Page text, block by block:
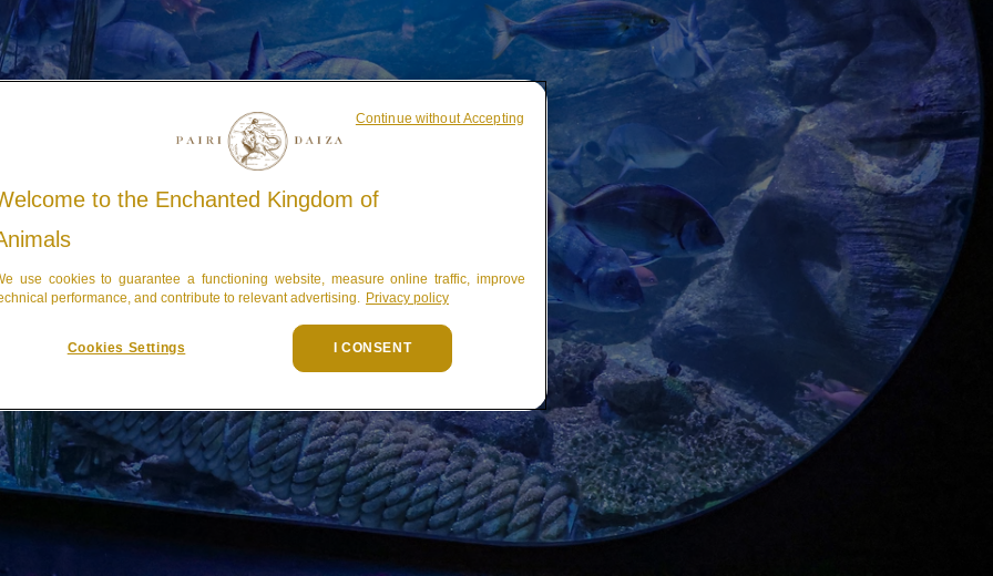
to the Enchanted Kingdom of
use cookies to guarantee a functioning website, measure online traffic, improve
performance, and contribute to relevant advertising. Privacy policy
Cookies Settings I CONSENT
Continue without Accepting